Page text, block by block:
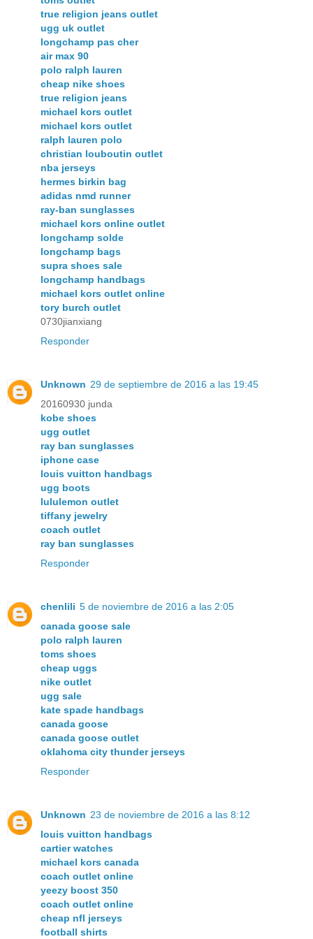
true religion jeans outlet
ugg uk outlet
longchamp pas cher
air max 90
polo ralph lauren
cheap nike shoes
true religion jeans
michael kors outlet
michael kors outlet
ralph lauren polo
christian louboutin outlet
nba jerseys
hermes birkin bag
adidas nmd runner
ray-ban sunglasses
michael kors online outlet
longchamp solde
longchamp bags
supra shoes sale
longchamp handbags
michael kors outlet online
tory burch outlet
0730jianxiang
Responder
Unknown 29 de septiembre de 2016 a las 19:45
20160930 junda
kobe shoes
ugg outlet
ray ban sunglasses
iphone case
louis vuitton handbags
ugg boots
lululemon outlet
tiffany jewelry
coach outlet
ray ban sunglasses
Responder
chenlili 5 de noviembre de 2016 a las 2:05
canada goose sale
polo ralph lauren
toms shoes
cheap uggs
nike outlet
ugg sale
kate spade handbags
canada goose
canada goose outlet
oklahoma city thunder jerseys
Responder
Unknown 23 de noviembre de 2016 a las 8:12
louis vuitton handbags
cartier watches
michael kors canada
coach outlet online
yeezy boost 350
coach outlet online
cheap nfl jerseys
football shirts